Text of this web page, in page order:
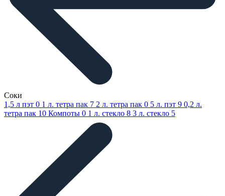
Соки
1,5 л пэт 0 1 л. тетра пак 7 2 л. тетра пак 0 5 л. пэт 9 0,2 л.
тетра пак 10 Компоты 0 1 л. стекло 8 3 л. стекло 5